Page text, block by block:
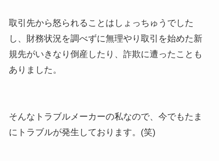
取引先から怒られることはしょっちゅうでした
し、財務状況を調べずに無理やり取引を始めた新
規先がいきなり倒産したり、詐欺に遭ったことも
ありました。
そんなトラブルメーカーの私なので、今でもたま
にトラブルが発生しております。(笑)